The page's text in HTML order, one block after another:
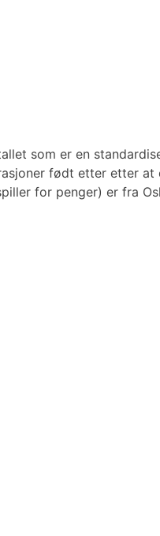
som er en
født etter etter at
for penger) er fra